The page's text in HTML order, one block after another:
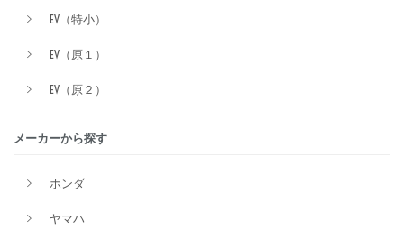
EV（特小）
EV（原１）
EV（原２）
メーカーから探す
ホンダ
ヤマハ